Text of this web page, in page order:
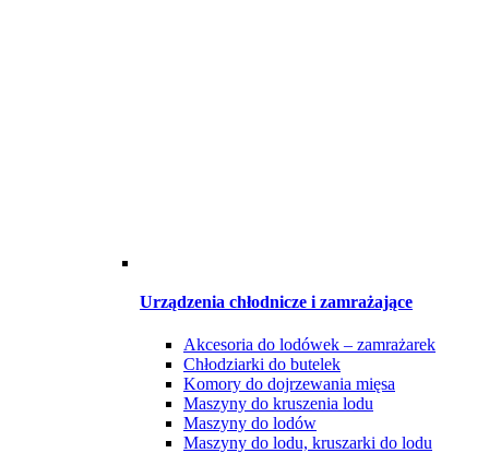
Urządzenia chłodnicze i zamrażające
Akcesoria do lodówek – zamrażarek
Chłodziarki do butelek
Komory do dojrzewania mięsa
Maszyny do kruszenia lodu
Maszyny do lodów
Maszyny do lodu, kruszarki do lodu